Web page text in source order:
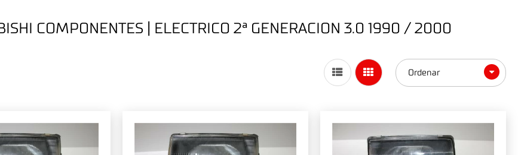
COMPONENTES | ELECTRICO 2ª GENERACION 3.0 1990 / 2000
Ordenar